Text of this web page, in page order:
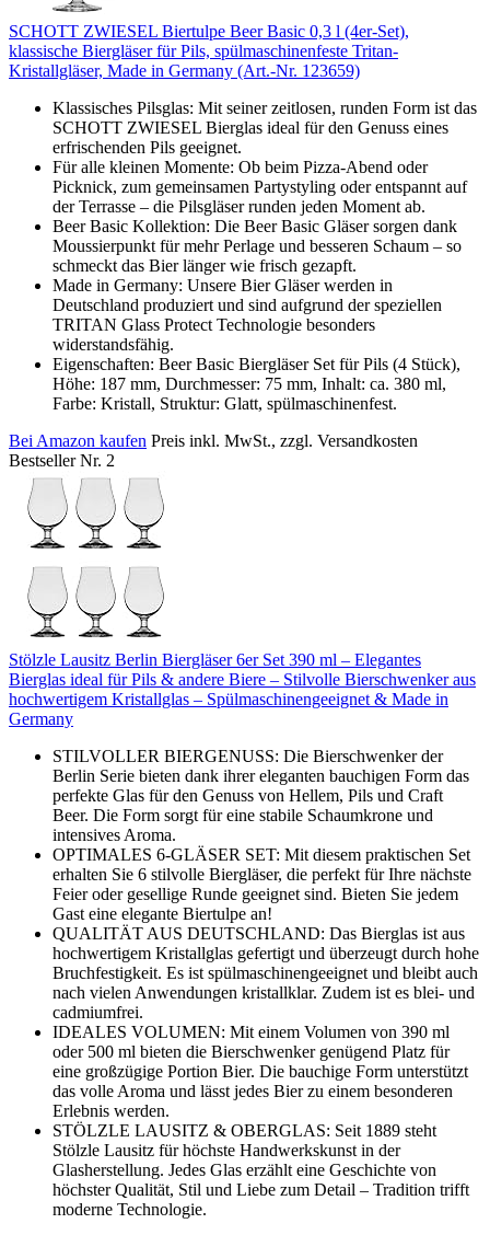
SCHOTT ZWIESEL Biertulpe Beer Basic 0,3 l (4er-Set),
klassische Biergläser für Pils, spülmaschinenfeste Tritan-
Kristallgläser, Made in Germany (Art.-Nr. 123659)
Klassisches Pilsglas: Mit seiner zeitlosen, runden Form ist das
SCHOTT ZWIESEL Bierglas ideal für den Genuss eines
erfrischenden Pils geeignet.
Für alle kleinen Momente: Ob beim Pizza-Abend oder
Picknick, zum gemeinsamen Partystyling oder entspannt auf
der Terrasse – die Pilsgläser runden jeden Moment ab.
Beer Basic Kollektion: Die Beer Basic Gläser sorgen dank
Moussierpunkt für mehr Perlage und besseren Schaum – so
schmeckt das Bier länger wie frisch gezapft.
Made in Germany: Unsere Bier Gläser werden in
Deutschland produziert und sind aufgrund der speziellen
TRITAN Glass Protect Technologie besonders
widerstandsfähig.
Eigenschaften: Beer Basic Biergläser Set für Pils (4 Stück),
Höhe: 187 mm, Durchmesser: 75 mm, Inhalt: ca. 380 ml,
Farbe: Kristall, Struktur: Glatt, spülmaschinenfest.
Bei Amazon kaufen Preis inkl. MwSt., zzgl. Versandkosten
Bestseller Nr. 2
Stölzle Lausitz Berlin Biergläser 6er Set 390 ml – Elegantes
Bierglas ideal für Pils & andere Biere – Stilvolle Bierschwenker aus
hochwertigem Kristallglas – Spülmaschinengeeignet & Made in
Germany
STILVOLLER BIERGENUSS: Die Bierschwenker der
Berlin Serie bieten dank ihrer eleganten bauchigen Form das
perfekte Glas für den Genuss von Hellem, Pils und Craft
Beer. Die Form sorgt für eine stabile Schaumkrone und
intensives Aroma.
OPTIMALES 6-GLÄSER SET: Mit diesem praktischen Set
erhalten Sie 6 stilvolle Biergläser, die perfekt für Ihre nächste
Feier oder gesellige Runde geeignet sind. Bieten Sie jedem
Gast eine elegante Biertulpe an!
QUALITÄT AUS DEUTSCHLAND: Das Bierglas ist aus
hochwertigem Kristallglas gefertigt und überzeugt durch hohe
Bruchfestigkeit. Es ist spülmaschinengeeignet und bleibt auch
nach vielen Anwendungen kristallklar. Zudem ist es blei- und
cadmiumfrei.
IDEALES VOLUMEN: Mit einem Volumen von 390 ml
oder 500 ml bieten die Bierschwenker genügend Platz für
eine großzügige Portion Bier. Die bauchige Form unterstützt
das volle Aroma und lässt jedes Bier zu einem besonderen
Erlebnis werden.
STÖLZLE LAUSITZ & OBERGLAS: Seit 1889 steht
Stölzle Lausitz für höchste Handwerkskunst in der
Glasherstellung. Jedes Glas erzählt eine Geschichte von
höchster Qualität, Stil und Liebe zum Detail – Tradition trifft
moderne Technologie.